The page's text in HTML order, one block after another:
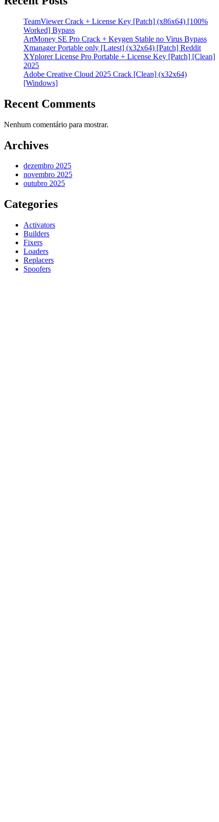
TeamViewer Crack + License Key [Patch] (x86x64) [100%
Worked] Bypass
ArtMoney SE Pro Crack + Keygen Stable no Virus Bypass
Xmanager Portable only [Latest] (x32x64) [Patch] Reddit
XYplorer License Pro Portable + License Key [Patch] [Clean]
2025
Adobe Creative Cloud 2025 Crack [Clean] (x32x64)
[Windows]
Recent Comments
Nenhum comentário para mostrar.
Archives
dezembro 2025
novembro 2025
outubro 2025
Categories
Activators
Builders
Fixers
Loaders
Replacers
Spoofers